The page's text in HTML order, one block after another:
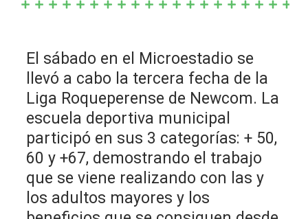
El sábado en el Microestadio se
llevó a cabo la tercera fecha de la
Liga Roqueperense de Newcom. La
escuela deportiva municipal
participó en sus 3 categorías: + 50,
60 y +67, demostrando el trabajo
que se viene realizando con las y
los adultos mayores y los